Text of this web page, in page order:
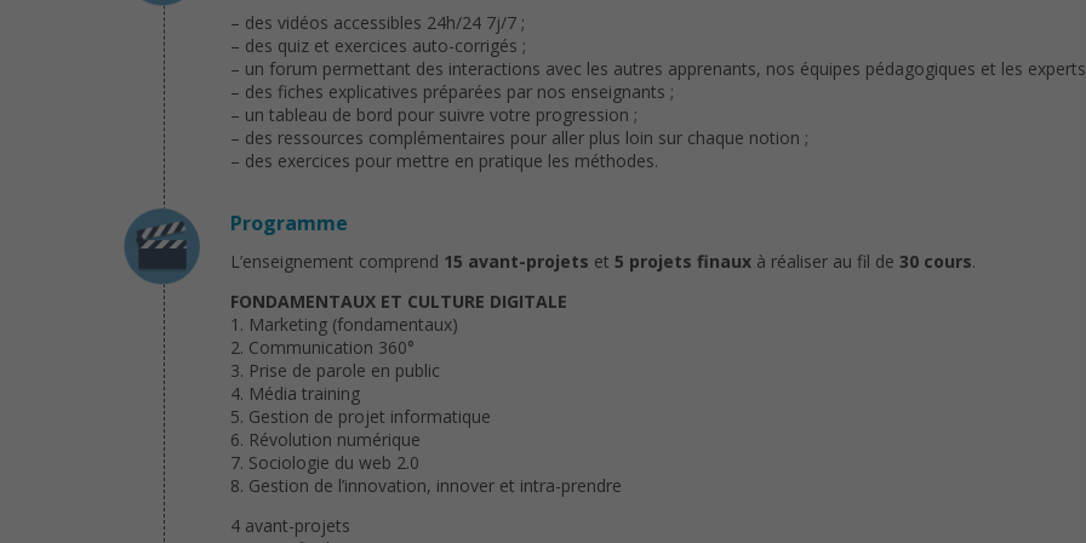
– des vidéos accessibles 24h/24 7j/7 ;
– des quiz et exercices auto-corrigés ;
– un forum permettant des interactions avec les autres apprenants, nos équipes pédagogiques et les
– des fiches explicatives préparées par nos enseignants ;
– un tableau de bord pour suivre votre progression ;
– des ressources complémentaires pour aller plus loin sur chaque notion ;
– des exercices pour mettre en pratique les méthodes.
Programme
L’enseignement comprend 15 avant-projets et 5 projets finaux à réaliser au fil de 30 cours.
FONDAMENTAUX ET CULTURE DIGITALE
1. Marketing (fondamentaux)
2. Communication 360°
3. Prise de parole en public
4. Média training
5. Gestion de projet informatique
6. Révolution numérique
7. Sociologie du web 2.0
8. Gestion de l’innovation, innover et intra-prendre
4 avant-projets